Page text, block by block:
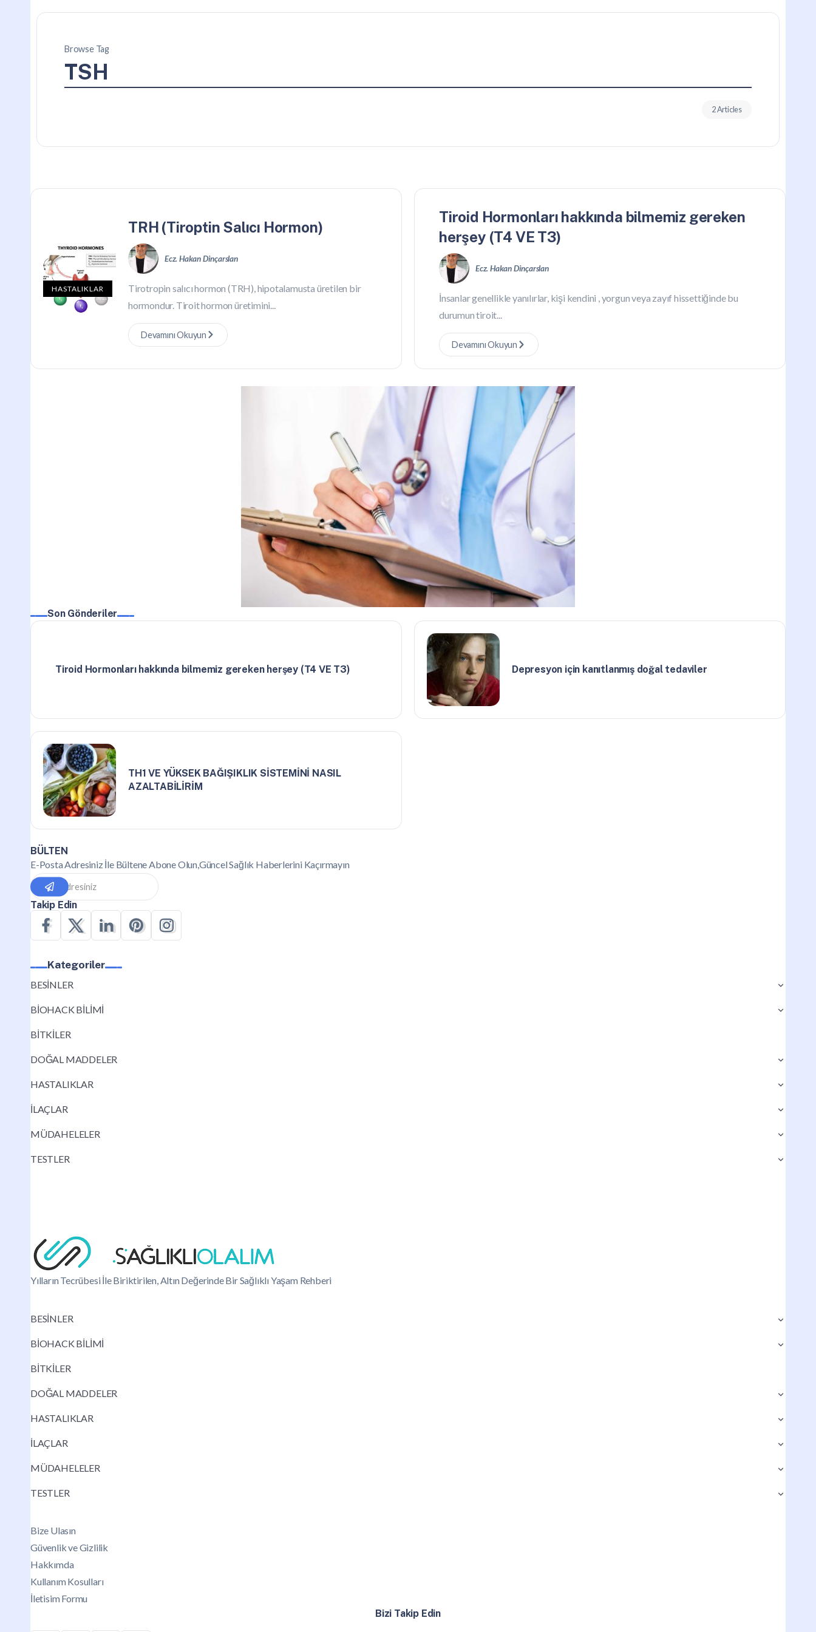
Browse Tag
TSH
2 Articles
HASTALIKLAR
TRH (Tiroptin Salıcı Hormon)
Ecz. Hakan Dinçarslan
Tirotropin salıcı hormon (TRH), hipotalamusta üretilen bir
hormondur. Tiroit hormon üretimini...
Devamını Okuyun
Tiroid Hormonları hakkında bilmemiz gereken
herşey (T4 VE T3)
Ecz. Hakan Dinçarslan
İnsanlar genellikle yanılırlar, kişi kendini , yorgun veya zayıf hissettiğinde bu
durumun tiroit...
Devamını Okuyun
Son Gönderiler
Tiroid Hormonları hakkında bilmemiz gereken herşey (T4 VE T3) Depresyon için kanıtlanmış doğal tedaviler
TH1 VE YÜKSEK BAĞIŞIKLIK SİSTEMİNİ NASIL
AZALTABİLİRİM
BÜLTEN
E-Posta Adresiniz İle Bültene Abone Olun,Güncel Sağlık Haberlerini Kaçırmayın
Takip Edin
Kategoriler
BESİNLER
BİOHACK BİLİMİ
BİTKİLER
DOĞAL MADDELER
HASTALIKLAR
İLAÇLAR
MÜDAHELELER
TESTLER
Yılların Tecrübesi İle Biriktirilen, Altın Değerinde Bir Sağlıklı Yaşam Rehberi
BESİNLER
BİOHACK BİLİMİ
BİTKİLER
DOĞAL MADDELER
HASTALIKLAR
İLAÇLAR
MÜDAHELELER
TESTLER
Bize Ulasın
Güvenlik ve Gizlilik
Hakkımda
Kullanım Kosulları
İletisim Formu
Bizi Takip Edin